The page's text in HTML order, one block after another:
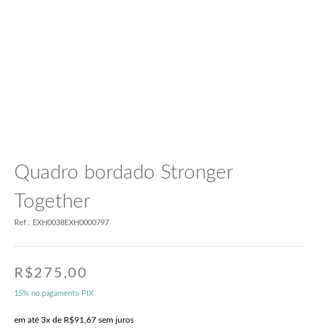
Quadro bordado Stronger
Together
Ref.: EXH0038EXH0000797
R$275,00
15% no pagamento PIX
em até 3x de R$91,67 sem juros